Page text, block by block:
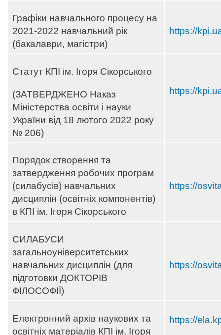
Графіки навчального процесу на
2021-2022 навчальний рік
(бакалаври, магістри)
https://
Статут КПІ ім. Ігоря Сікорського
(ЗАТВЕРДЖЕНО Наказ
Міністерства освіти і науки
України від 18 лютого 2022 року
№ 206)
https://
Порядок створення та
затвердження робочих програм
(силабусів) навчальних
дисциплін (освітніх компонентів)
в КПІ ім. Ігоря Сікорського
https://
СИЛАБУСИ
загальноуніверситетських
навчальних дисциплін (для
підготовки ДОКТОРІВ
ФІЛОСОФІЇ)
https://
Електронний архів наукових та
освітніх матеріалів КПІ ім. Ігоря
https://